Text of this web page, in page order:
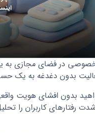
در فضای مجازی به
بدون دغدغه به یک
کاربران را